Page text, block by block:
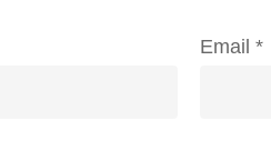
Email *